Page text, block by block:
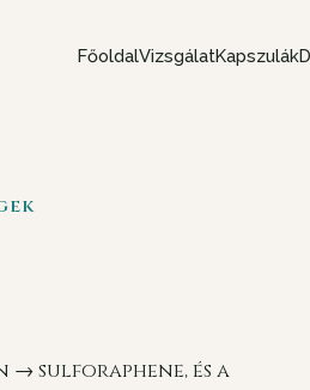
FőoldalVizsgálatKapszulák
→ sulforaphene, és a